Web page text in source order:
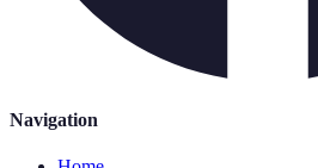
Navigation